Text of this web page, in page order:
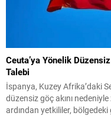
Ceuta’ya Yönelik
Talebi
İspanya, Kuzey Afrika’daki
düzensiz göç akını
ardından yetkililer,